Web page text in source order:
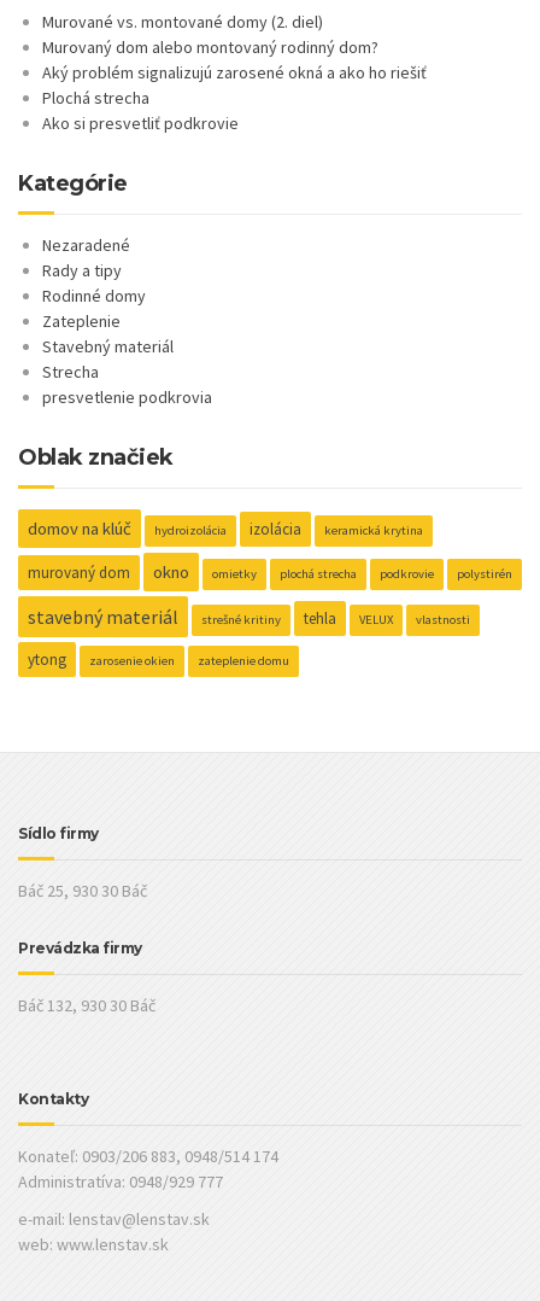
Murované vs. montované domy (2. diel)
Murovaný dom alebo montovaný rodinný dom?
Aký problém signalizujú zarosené okná a ako ho riešiť
Plochá strecha
Ako si presvetliť podkrovie
Kategórie
Nezaradené
Rady a tipy
Rodinné domy
Zateplenie
Stavebný materiál
Strecha
presvetlenie podkrovia
Oblak značiek
domov na klúč hydroizolácia izolácia keramická krytina
murovaný dom okno omietky plochá strecha podkrovie polystirén
stavebný materiál strešné kritiny tehla VELUX vlastnosti
ytong zarosenie okien zateplenie domu
Sídlo firmy
Báč 25, 930 30 Báč
Prevádzka firmy
Báč 132, 930 30 Báč
Kontakty
Konateľ: 0903/206 883, 0948/514 174
Administratíva: 0948/929 777
e-mail: lenstav@lenstav.sk
web: www.lenstav.sk